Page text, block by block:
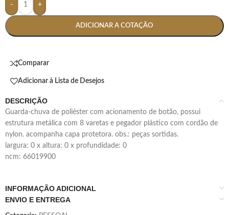
- +
ADICIONAR A COTAÇÃO
Comparar
Adicionar à Lista de Desejos
DESCRIÇÃO
guarda-chuva de poliéster com acionamento de botão, possui
estrutura metálica com 8 varetas e pegador plástico com cordão de
nylon. acompanha capa protetora. obs.: peças sortidas.
largura: 0 x altura: 0 x profundidade: 0
ncm: 66019900
INFORMAÇÃO ADICIONAL
ENVIO E ENTREGA